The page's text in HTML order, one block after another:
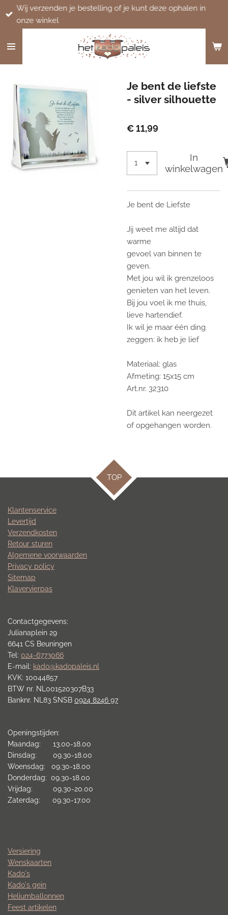
Ga
direct
de
Wij verzenden je bestelling of je kunt deze ophalen in
onze winkel
Je bent de liefste
- silver silhouette
€ 11,99
In
winkelwagen
Je bent de Liefste
Jij weet me altijd dat
warme
gevoel van binnen te
geven.
Met jou wil ik grenzeloos
genieten van het leven.
Bij jou voel ik me thuis,
lieve hartendief.
Ik wil je maar één ding
zeggen: ik heb je lief
Materiaal: glas
Afmeting: 15x15 cm
Art.nr. 32310
Dit artikel kan neergezet
of opgehangen worden.
TOP
Klantenservice
Levertijd
Verzendkosten
Retour sturen
Algemene voorwaarden
Privacy policy
Sitemap
Klavervierpas
Contactgegevens:
Julianaplein 29
6641 CS Beuningen
Tel: 024-6773066
E-mail: kado@kadopaleis.nl
KVK: 10044857
BTW nr. NL001520307B33
Banknr. NL83 SNSB 0924 8246 97
Openingstijden:
Maandag: 13.00-18.00
Dinsdag: 09.30-18.00
Woensdag: 09.30-18.00
Donderdag: 09.30-18.00
Vrijdag: 09.30-20.00
Zaterdag: 09.30-17.00
Versiering
Wenskaarten
Kado's
Kado's gein
Heliumballonnen
Feest artikelen